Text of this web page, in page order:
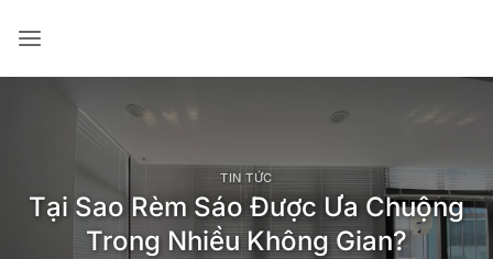
qua
TIN TỨC
Tại Sao Rèm Sáo Được Ưa Chuộng
Trong Nhiều Không Gian?